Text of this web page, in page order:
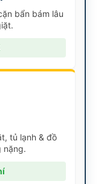
bẩn bám lâu
tủ lạnh & đồ
nặng.